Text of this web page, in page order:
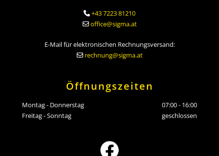
 +43 7223 81210
 office@sigma.at
E-Mail für elektronischen Rechnungsversand:
rechnung@sigma.at
Öffnungszeiten
Montag - Donnerstag
07:00 - 16:00
Freitag - Sonntag
geschlossen